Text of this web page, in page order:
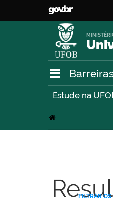
Barreiras
Estude na
FILTRAR OS